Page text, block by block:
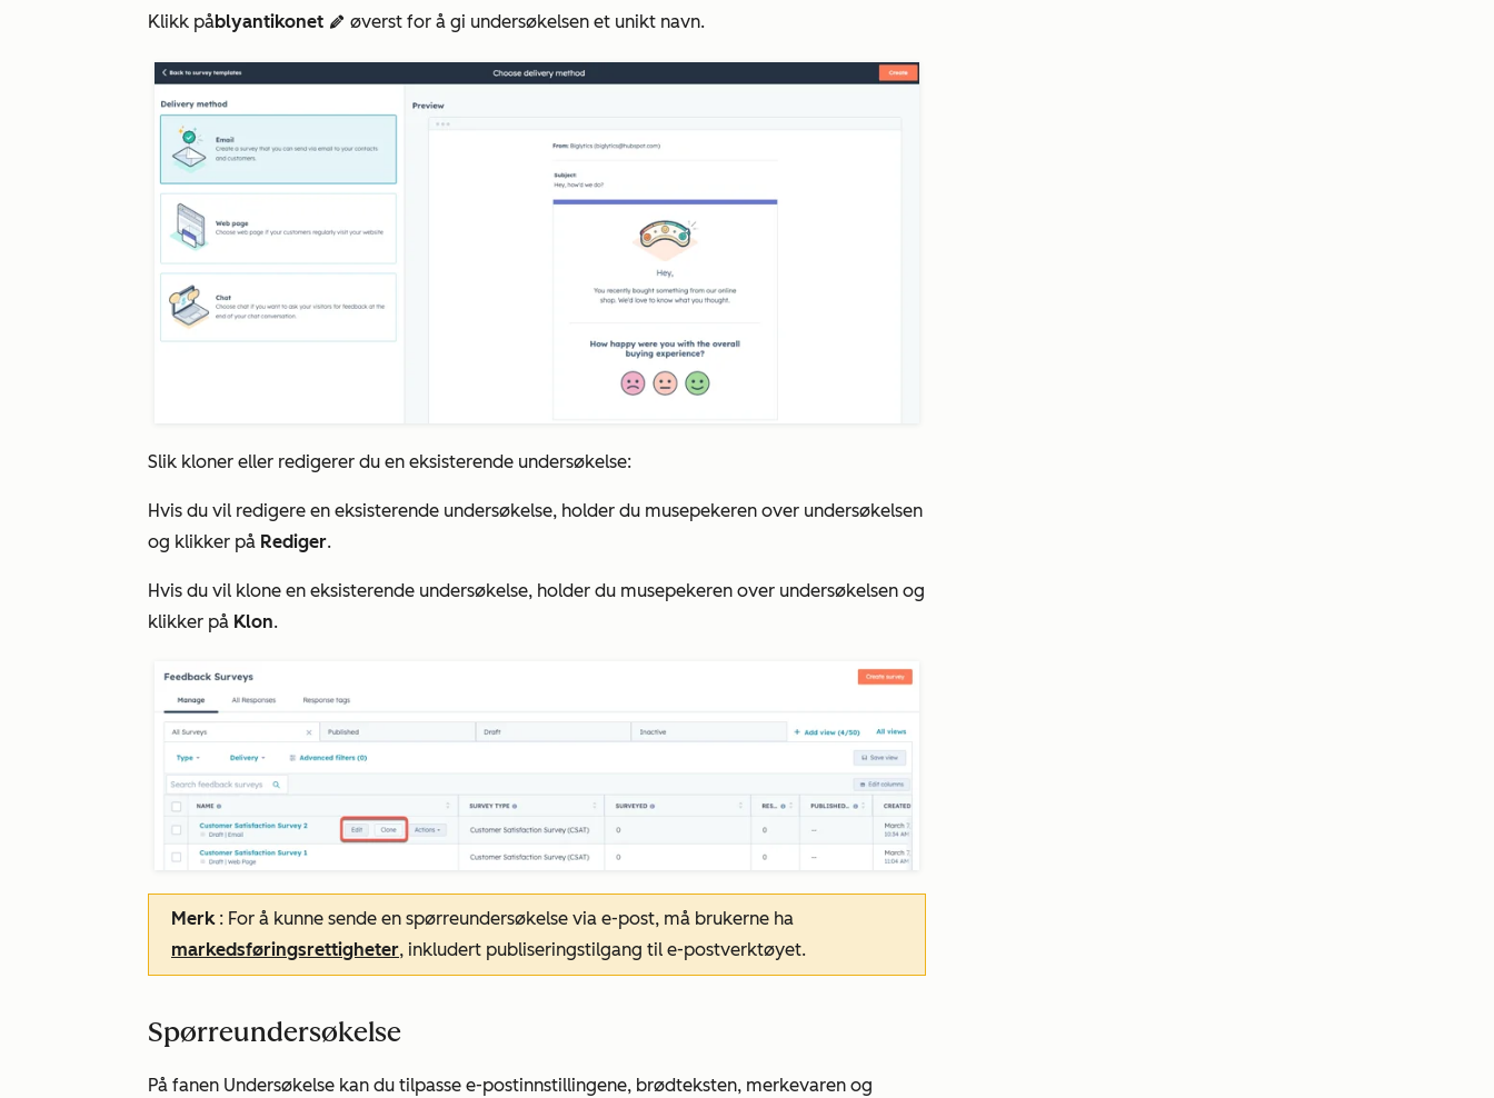
Klikk påblyantikonet edit øverst for å gi undersøkelsen et unikt navn.
Slik kloner eller redigerer du en eksisterende undersøkelse:
Hvis du vil redigere en eksisterende undersøkelse, holder du musepekeren over undersøkelsen
og klikker på Rediger.
Hvis du vil klone en eksisterende undersøkelse, holder du musepekeren over undersøkelsen og
klikker på Klon.
Merk : For å kunne sende en spørreundersøkelse via e-post, må brukerne ha
markedsføringsrettigheter, inkludert publiseringstilgang til e-postverktøyet.
Spørreundersøkelse
På fanen Undersøkelse kan du tilpasse e-postinnstillingene, brødteksten, merkevaren og